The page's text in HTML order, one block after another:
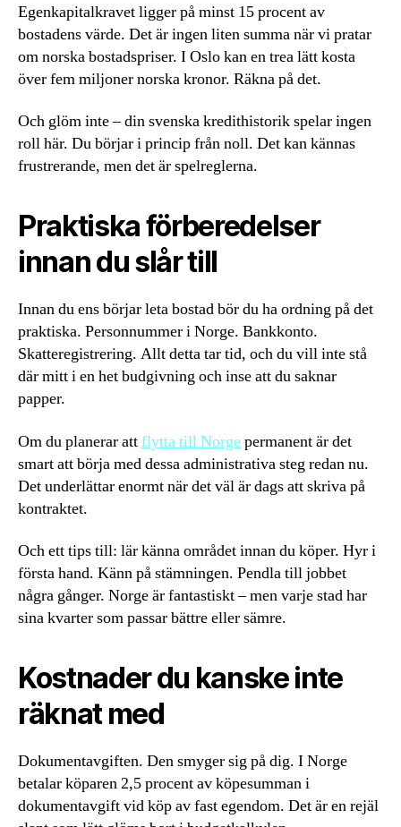
Egenkapitalkravet ligger på minst 15 procent av
bostadens värde. Det är ingen liten summa när vi pratar
om norska bostadspriser. I Oslo kan en trea lätt kosta
över fem miljoner norska kronor. Räkna på det.
Och glöm inte – din svenska kredithistorik spelar ingen
roll här. Du börjar i princip från noll. Det kan kännas
frustrerande, men det är spelreglerna.
Praktiska förberedelser
innan du slår till
Innan du ens börjar leta bostad bör du ha ordning på det
praktiska. Personnummer i Norge. Bankkonto.
Skatteregistrering. Allt detta tar tid, och du vill inte stå
där mitt i en het budgivning och inse att du saknar
papper.
Om du planerar attflytta till Norgepermanent är det
smart att börja med dessa administrativa steg redan nu.
Det underlättar enormt när det väl är dags att skriva på
kontraktet.
Och ett tips till: lär känna området innan du köper. Hyr i
första hand. Känn på stämningen. Pendla till jobbet
några gånger. Norge är fantastiskt – men varje stad har
sina kvarter som passar bättre eller sämre.
Kostnader du kanske inte
räknat med
Dokumentavgiften. Den smyger sig på dig. I Norge
betalar köparen 2,5 procent av köpesumman i
dokumentavgift vid köp av fast egendom. Det är en rejäl